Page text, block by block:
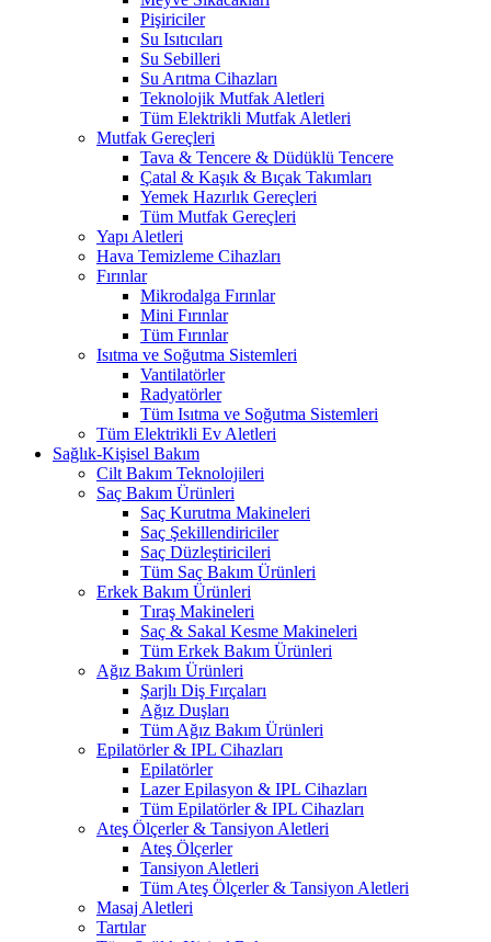
Pişiriciler
Su Isıtıcıları
Su Sebilleri
Su Arıtma Cihazları
Teknolojik Mutfak Aletleri
Tüm Elektrikli Mutfak Aletleri
Mutfak Gereçleri
Tava & Tencere & Düdüklü Tencere
Çatal & Kaşık & Bıçak Takımları
Yemek Hazırlık Gereçleri
Tüm Mutfak Gereçleri
Yapı Aletleri
Hava Temizleme Cihazları
Fırınlar
Mikrodalga Fırınlar
Mini Fırınlar
Tüm Fırınlar
Isıtma ve Soğutma Sistemleri
Vantilatörler
Radyatörler
Tüm Isıtma ve Soğutma Sistemleri
Tüm Elektrikli Ev Aletleri
Sağlık-Kişisel Bakım
Cilt Bakım Teknolojileri
Saç Bakım Ürünleri
Saç Kurutma Makineleri
Saç Şekillendiriciler
Saç Düzleştiricileri
Tüm Saç Bakım Ürünleri
Erkek Bakım Ürünleri
Tıraş Makineleri
Saç & Sakal Kesme Makineleri
Tüm Erkek Bakım Ürünleri
Ağız Bakım Ürünleri
Şarjlı Diş Fırçaları
Ağız Duşları
Tüm Ağız Bakım Ürünleri
Epilatörler & IPL Cihazları
Epilatörler
Lazer Epilasyon & IPL Cihazları
Tüm Epilatörler & IPL Cihazları
Ateş Ölçerler & Tansiyon Aletleri
Ateş Ölçerler
Tansiyon Aletleri
Tüm Ateş Ölçerler & Tansiyon Aletleri
Masaj Aletleri
Tartılar